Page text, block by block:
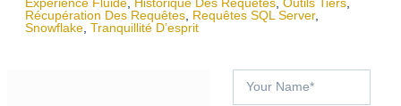
Récupération Des Requêtes Requêtes SQL Server,
Snowflake Tranquillité D’esprit